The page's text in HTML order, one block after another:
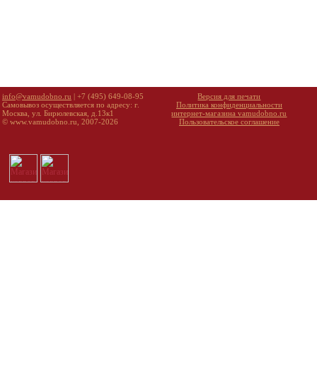
info@vamudobno.ru | +7 (495) 649-08-95
Самовывоз осуществляется по адресу: г.
Москва, ул. Бирюлевская, д.13к1
© www.vamudobno.ru, 2007-2026
Версия для печати
Политика конфиденциальности
интернет-магазина vamudobno.ru
Пользовательское соглашение